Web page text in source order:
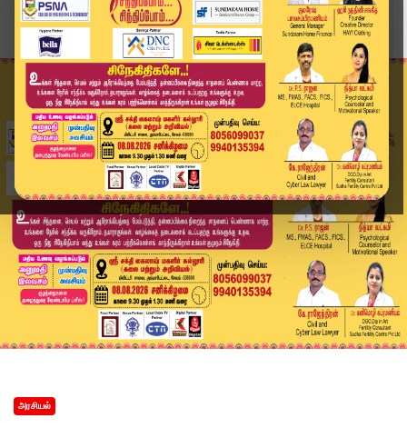
Home
அரசியல்
டிஜிபி நியமனத்தில் தமிழக அரசுக்கு ஏன் தடுமாற்றம...
அரசியல்